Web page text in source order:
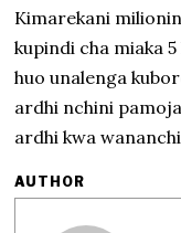
Kimarekani
kupindi cha miaka
huo unalenga
ardhi nchini
ardhi kwa
AUTHOR